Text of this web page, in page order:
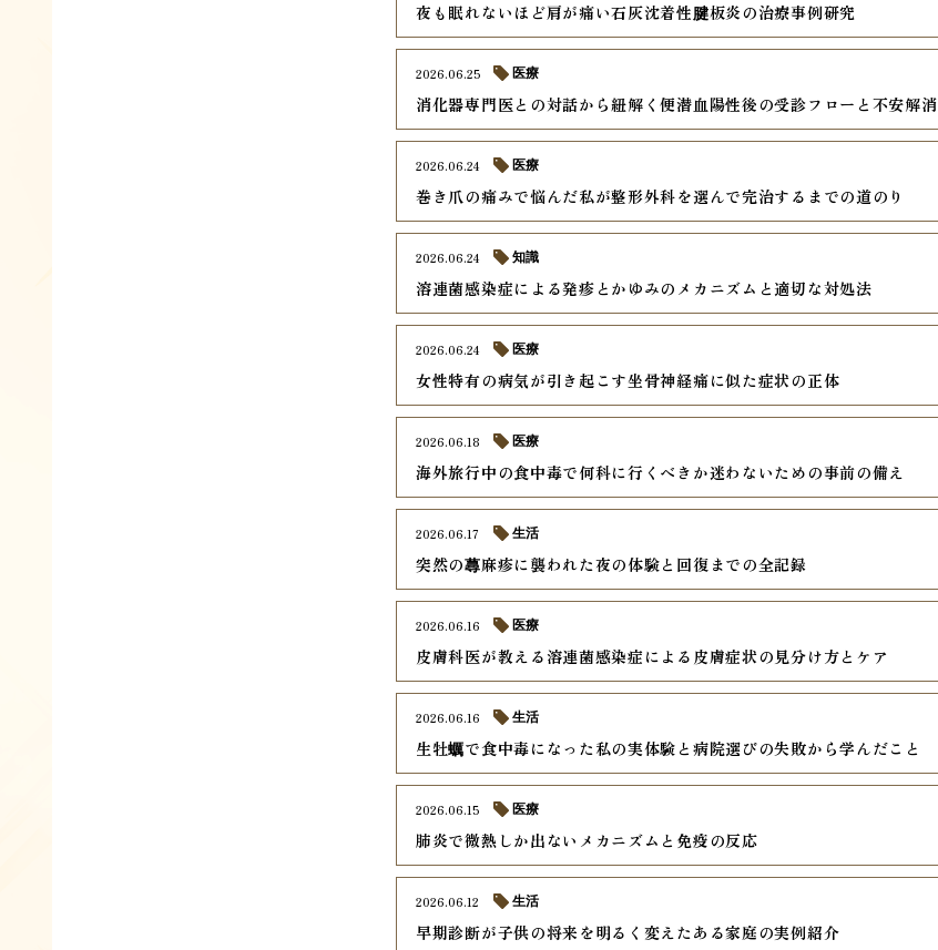
夜も眠れないほど肩が痛い石灰沈着性腱板炎の治療事例研究
消化器専門医との対話から紐解く便潜血陽性後の受診フローと不安解消
2026.06.25 医療
巻き爪の痛みで悩んだ私が整形外科を選んで完治するまでの道のり
2026.06.24 医療
溶連菌感染症による発疹とかゆみのメカニズムと適切な対処法
2026.06.24 知識
女性特有の病気が引き起こす坐骨神経痛に似た症状の正体
2026.06.24 医療
海外旅行中の食中毒で何科に行くべきか迷わないための事前の備え
2026.06.18 医療
突然の蕁麻疹に襲われた夜の体験と回復までの全記録
2026.06.17 生活
皮膚科医が教える溶連菌感染症による皮膚症状の見分け方とケア
2026.06.16 医療
生牡蠣で食中毒になった私の実体験と病院選びの失敗から学んだこと
2026.06.16 生活
肺炎で微熱しか出ないメカニズムと免疫の反応
2026.06.15 医療
早期診断が子供の将来を明るく変えたある家庭の実例紹介
2026.06.12 生活